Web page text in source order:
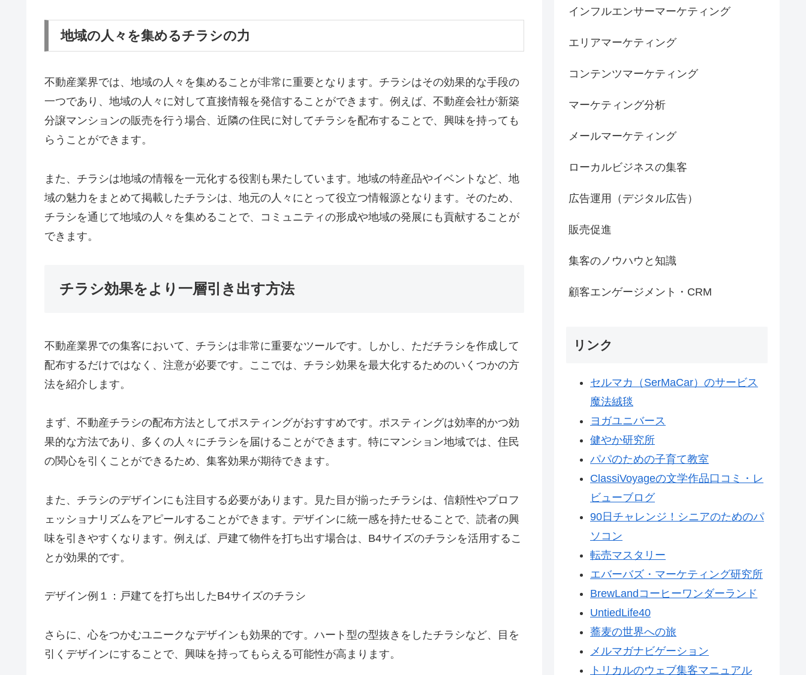
地域の人々を集めるチラシの力
不動産業界では、地域の人々を集めることが非常に重要となります。チラシはその効果的な手段の
一つであり、地域の人々に対して直接情報を発信することができます。例えば、不動産会社が新築
分譲マンションの販売を行う場合、近隣の住民に対してチラシを配布することで、興味を持っても
らうことができます。
また、チラシは地域の情報を一元化する役割も果たしています。地域の特産品やイベントなど、地
域の魅力をまとめて掲載したチラシは、地元の人々にとって役立つ情報源となります。そのため、
チラシを通じて地域の人々を集めることで、コミュニティの形成や地域の発展にも貢献することが
できます。
チラシ効果をより一層引き出す方法
不動産業界での集客において、チラシは非常に重要なツールです。しかし、ただチラシを作成して
配布するだけではなく、注意が必要です。ここでは、チラシ効果を最大化するためのいくつかの方
法を紹介します。
まず、不動産チラシの配布方法としてポスティングがおすすめです。ポスティングは効率的かつ効
果的な方法であり、多くの人々にチラシを届けることができます。特にマンション地域では、住民
の関心を引くことができるため、集客効果が期待できます。
また、チラシのデザインにも注目する必要があります。見た目が揃ったチラシは、信頼性やプロフ
ェッショナリズムをアピールすることができます。デザインに統一感を持たせることで、読者の興
味を引きやすくなります。例えば、戸建て物件を打ち出す場合は、B4サイズのチラシを活用するこ
とが効果的です。
デザイン例１：戸建てを打ち出したB4サイズのチラシ
さらに、心をつかむユニークなデザインも効果的です。ハート型の型抜きをしたチラシなど、目を
引くデザインにすることで、興味を持ってもらえる可能性が高まります。
インフルエンサーマーケティング
エリアマーケティング
コンテンツマーケティング
マーケティング分析
メールマーケティング
ローカルビジネスの集客
広告運用（デジタル広告）
販売促進
集客のノウハウと知識
顧客エンゲージメント・CRM
リンク
セルマカ（SerMaCar）のサービス
魔法絨毯
ヨガユニバース
健やか研究所
パパのための子育て教室
ClassiVoyageの文学作品口コミ・レ
ビューブログ
90日チャレンジ！シニアのためのパ
ソコン
転売マスタリー
エバーバズ・マーケティング研究所
BrewLandコーヒーワンダーランド
UntiedLife40
蕎麦の世界への旅
メルマガナビゲーション
トリカルのウェブ集客マニュアル